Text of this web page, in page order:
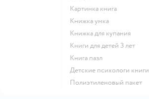
картинка книга
книжка умка
книжка для купания
книги для детей 3 лет
книга пазл
детские психологи книги
полиэтиленовый пакет